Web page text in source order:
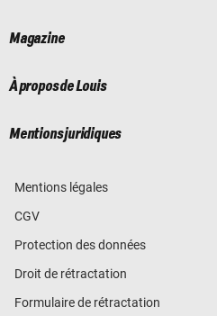
Magazine
À propos de Louis
Mentions juridiques
Mentions légales
CGV
Protection des données
Droit de rétractation
Formulaire de rétractation